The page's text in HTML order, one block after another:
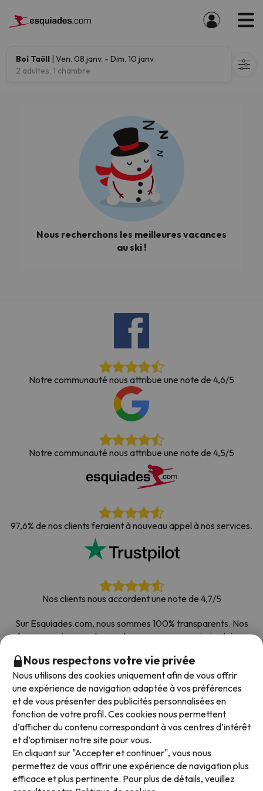
Boí Taüll | Ven. 08 janv. - Dim. 10 janv.
2 adultes, 1 chambre
Nous recherchons les meilleures vacances
au ski !
Notre communauté nous attribue une note de 4,6/5
Notre communauté nous attribue une note de 4,5/5
97,6% de nos clients feraient à nouveau appel à nos services.
Nos clients nous accordent une note de 4,7/5
Sur Esquiades.com, nous sommes 100% transparents. Nos
réseaux sociaux sont ouverts pour que vous puissiez laisser
sur le web proviennent de vrais clients.
Comptez sur nous|Plus de 700 000 personnes ont
réservé leur séjour au ski avec Esquiades.com
Modes de paiement disponibles
Nous respectons votre vie privée
Nous utilisons des cookies uniquement afin de vous offrir
une expérience de navigation adaptée à vos préférences
et de vous présenter des publicités personnalisées en
fonction de votre profil. Ces cookies nous permettent
d’afficher du contenu correspondant à vos centres d’intérêt
et d’optimiser notre site pour vous.
En cliquant sur "Accepter et continuer", vous nous
permettez de vous offrir une expérience de navigation plus
efficace et plus pertinente. Pour plus de détails, veuillez